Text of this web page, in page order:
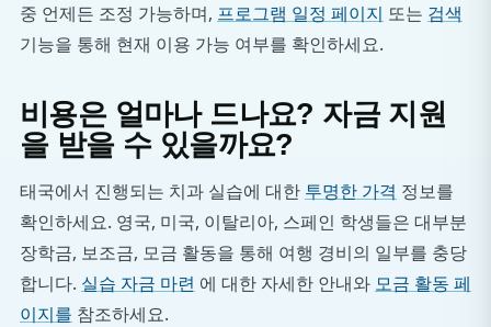
중 언제든 조정 가능하며, 프로그램 일정 페이지 또는 검색
기능을 통해 현재 이용 가능 여부를 확인하세요.
비용은 얼마나 드나요? 자금 지원
을 받을 수 있을까요?
태국에서 진행되는 치과 실습에 대한 투명한 가격 정보를
확인하세요. 영국, 미국, 이탈리아, 스페인 학생들은 대부분
장학금, 보조금, 모금 활동을 통해 여행 경비의 일부를 충당
합니다. 실습 자금 마련 에 대한 자세한 안내와 모금 활동 페
이지를 참조하세요.